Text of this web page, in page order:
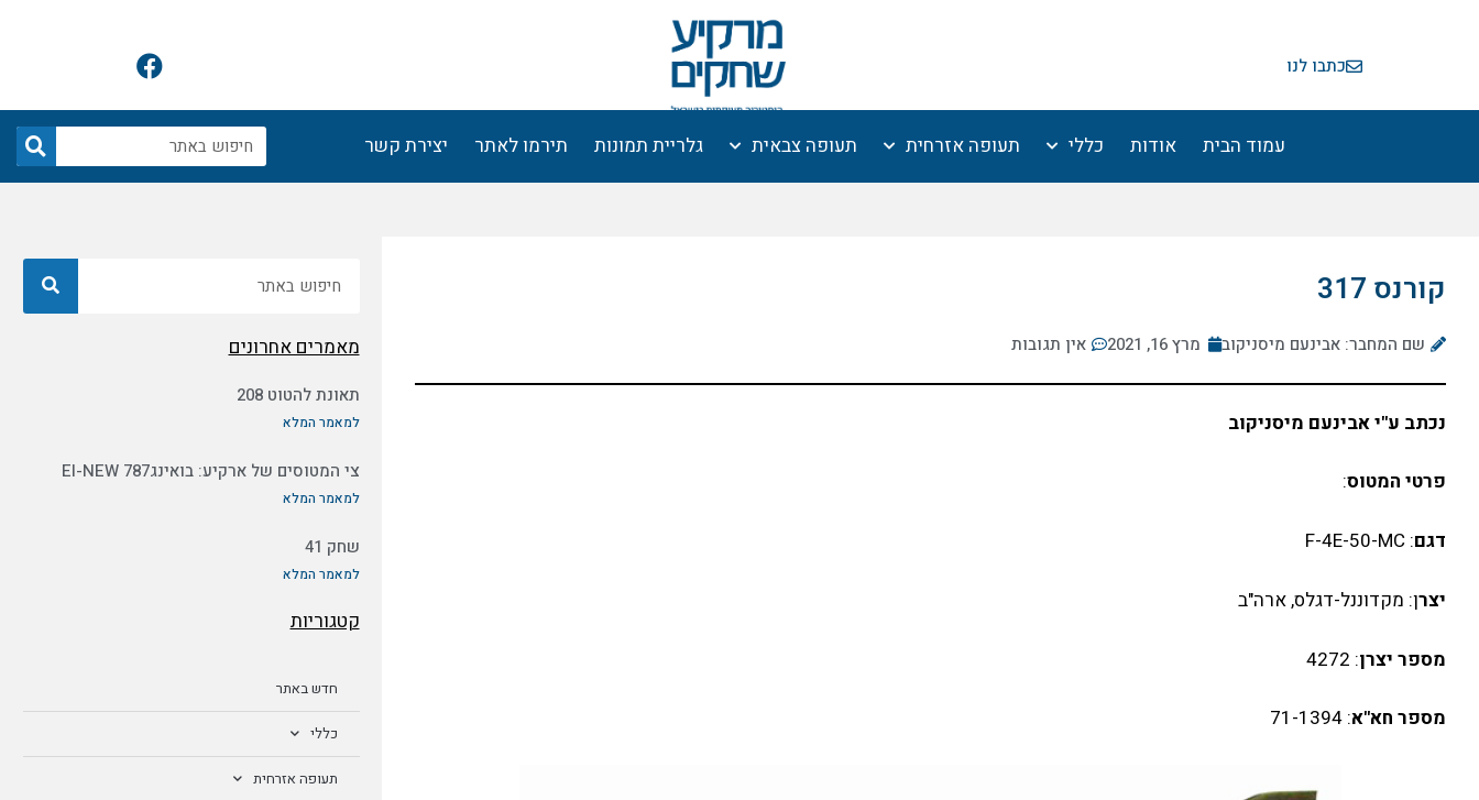
כתבו לנו
F
a
c
e
b
o
עמוד הבית אודות כללי תעופה אזרחית תעופה צבאית גלריית תמונות תירמו לאתר יצירת קשר חיפוש
קורנס 317
שם המחבר: אבינעם מיסניקוב מרץ 16, 2021 אין תגובות
נכתב ע"י אבינעם מיסניקוב
פרטי המטוס:
דגם: F-4E-50-MC
יצרן: מקדוננל-דגלס, ארה"ב
מספר יצרן: 4272
מספר חא"א: 71-1394
מאמרים אחרונים
תאונת להטוט 208
למאמר המלא
צי המטוסים של ארקיע: בואינג787 EI-NEW
למאמר המלא
שחק 41
למאמר המלא
קטגוריות
חדש באתר
כללי
תעופה אזרחית